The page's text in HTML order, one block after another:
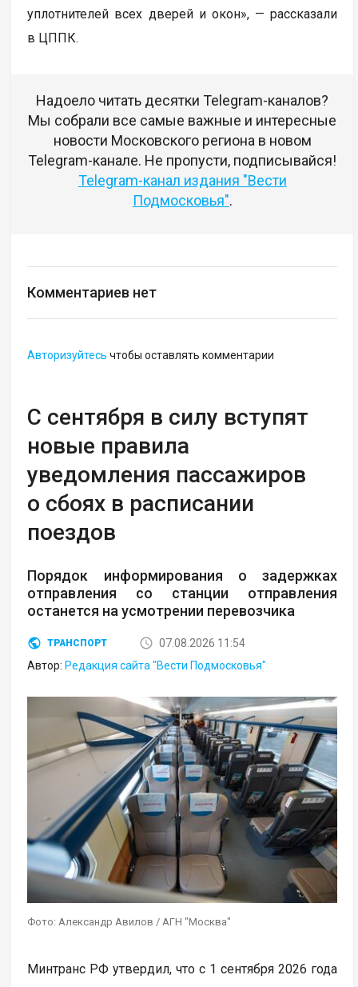
уплотнителей всех дверей и окон», — рассказали
в ЦППК.
Надоело читать десятки Telegram-каналов?
Мы собрали все самые важные и интересные
новости Московского региона в новом
Telegram-канале. Не пропусти, подписывайся!
Telegram-канал издания "Вести
Подмосковья".
Комментариев нет
Авторизуйтесь чтобы оставлять комментарии
С сентября в силу вступят
новые правила
уведомления пассажиров
о сбоях в расписании
поездов
Порядок информирования о задержках
отправления со станции отправления
останется на усмотрении перевозчика
ТРАНСПОРТ
07.08.2026 11:54
Автор: Редакция сайта "Вести Подмосковья"
Фото: Александр Авилов / АГН "Москва"
Минтранс РФ утвердил, что с 1 сентября 2026 года